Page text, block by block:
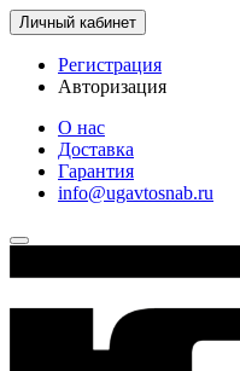
Личный кабинет
Регистрация
Авторизация
О нас
Доставка
Гарантия
info@ugavtosnab.ru